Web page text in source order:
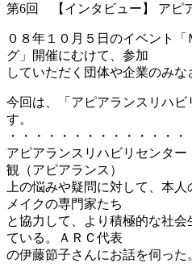
第6回 【インタビュー】 アピ
０８年１０月５日のイベント
グ」開催にむけて、参加
していただく団体や企業のみな
今回は、「アピアランスリハ
す。
・・・・・・・・・・・・・
アピアランスリハビリセンタ
観（アピアランス）
上の悩みや疑問に対して、本
メイクの専門家たち
と協力して、より積極的な社
ている。ＡＲＣ代表
の伊藤節子さんにお話を伺った